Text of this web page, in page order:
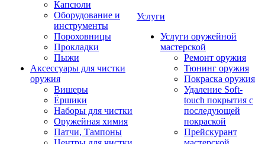
Капсюли
Оборудование и
инструменты
Пороховницы
Прокладки
Пыжи
Аксессуары для чистки
оружия
Вишеры
Ёршики
Наборы для чистки
Оружейная химия
Патчи, Тампоны
Услуги
Услуги оружейной
мастерской
Ремонт оружия
Тюнинг оружия
Покраска оружия
Удаление Soft-
touch покрытия с
последующей
покраской
Прейскурант